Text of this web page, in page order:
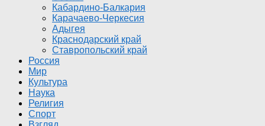
Кабардино-Балкария
Карачаево-Черкесия
Адыгея
Краснодарский край
Ставропольский край
Россия
Мир
Культура
Наука
Религия
Спорт